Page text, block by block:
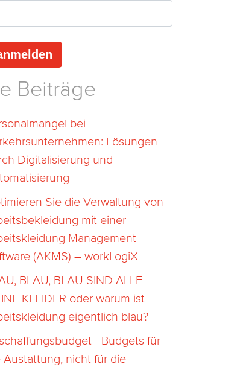
Beiträge
bei
Lösungen
Digitalisierung und
Sie die Verwaltung von
mit einer
Management
(AKMS) – workLogiX
BLAU, BLAU SIND ALLE
KLEIDER oder warum ist
eigentlich blau?
- Budgets für
Austattung, nicht für die